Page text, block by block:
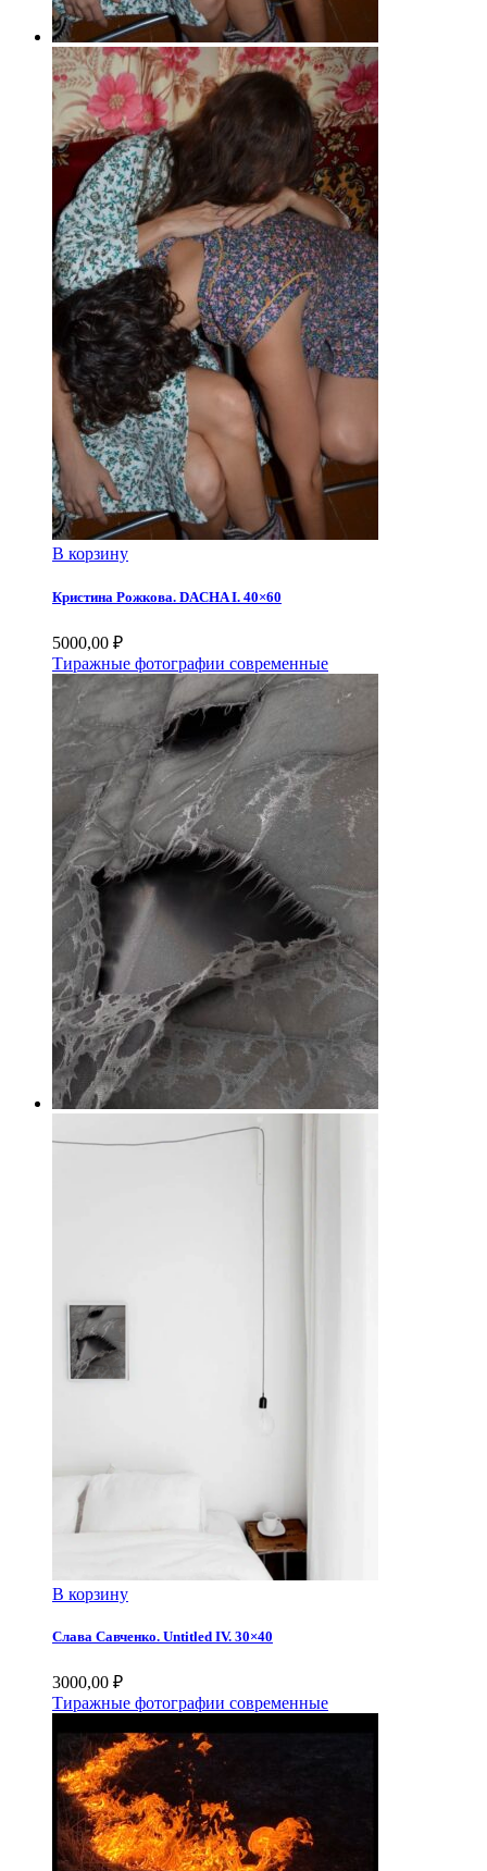
В корзину
Кристина Рожкова. DACHA I. 40×60
5000,00 ₽
Тиражные фотографии современные
В корзину
Слава Савченко. Untitled IV. 30×40
3000,00 ₽
Тиражные фотографии современные